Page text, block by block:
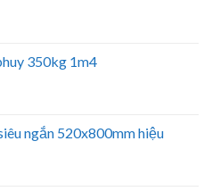
350kg 1m4
ngắn 520x800mm hiệu